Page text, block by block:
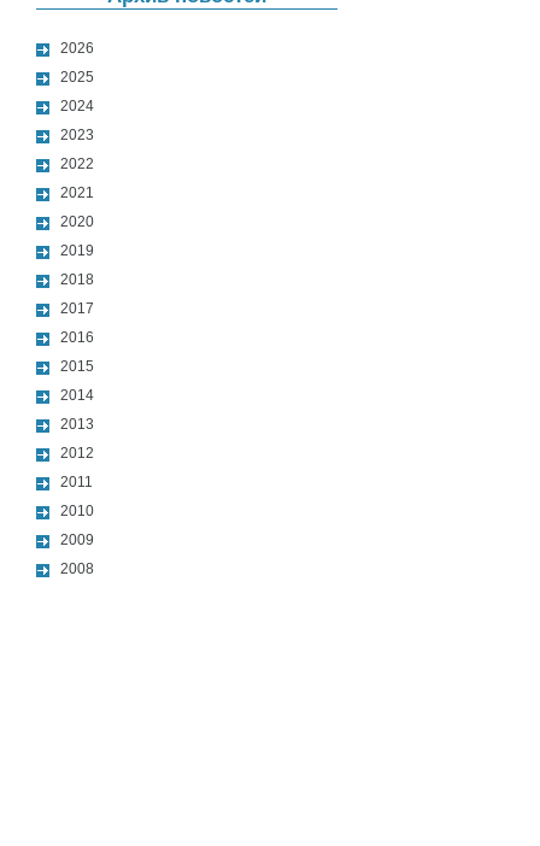
2026
2025
2024
2023
2022
2021
2020
2019
2018
2017
2016
2015
2014
2013
2012
2011
2010
2009
2008